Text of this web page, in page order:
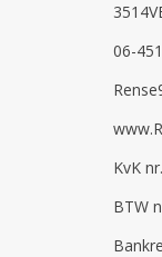
06-
KvK
BTW